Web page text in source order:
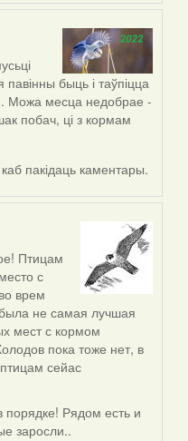
быць і таўпіцца
Можа месца недобрае -
побач, ці з кормам
каб пакідаць каментары.
Птицам
с
врем
не самая лучшая
мест с кормом
пока тоже нет, в
сейас
Рядом есть и
заросли..